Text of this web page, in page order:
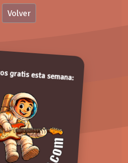
¡Gracias!
Comentarios:
Volver
gratis esta semana: